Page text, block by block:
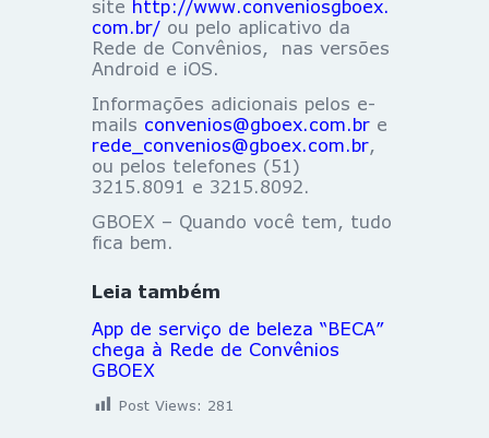
site http://www.conveniosgboex.
com.br/ ou pelo aplicativo da
Rede de Convênios, nas versões
Android e iOS.
Informações adicionais pelos e-
mails convenios@gboex.com.br e
rede_convenios@gboex.com.br,
ou pelos telefones (51)
3215.8091 e 3215.8092.
GBOEX – Quando você tem, tudo
fica bem.
Leia também
App de serviço de beleza “BECA”
chega à Rede de Convênios
GBOEX
Post Views: 281